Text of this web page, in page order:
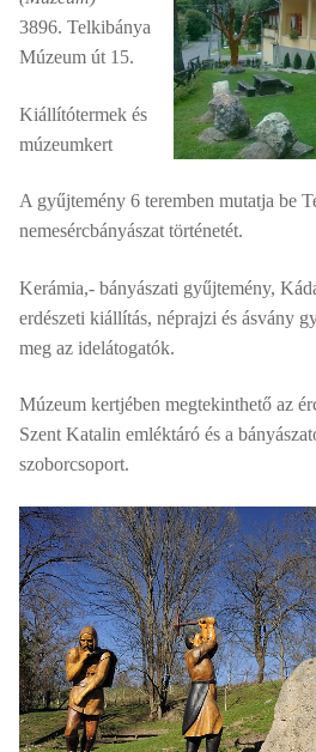
3896. Telkibánya
Múzeum út 15.
Kiállítótermek és
múzeumkert
A gyűjtemény 6 teremben mutatja be
nemesércbányászat történetét.
Kerámia,- bányászati gyűjtemény,
erdészeti kiállítás, néprajzi és ásvány
meg az idelátogatók.
Múzeum kertjében megtekinthető az
Szent Katalin emléktáró és a
szoborcsoport.